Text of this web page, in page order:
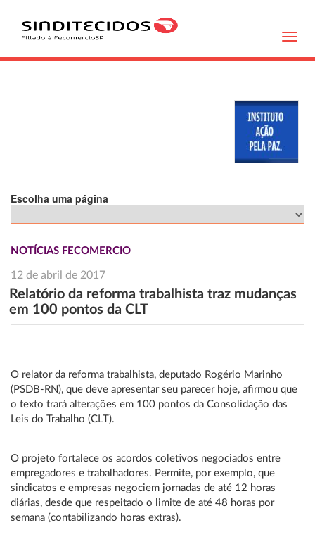
Escolha uma página
NOTÍCIAS FECOMERCIO
12 de abril de 2017
Relatório da reforma trabalhista traz mudanças
em 100 pontos da CLT
O relator da reforma trabalhista, deputado Rogério Marinho
(PSDB-RN), que deve apresentar seu parecer hoje, afirmou que
o texto trará alterações em 100 pontos da Consolidação das
Leis do Trabalho (CLT).
O projeto fortalece os acordos coletivos negociados entre
empregadores e trabalhadores. Permite, por exemplo, que
sindicatos e empresas negociem jornadas de até 12 horas
diárias, desde que respeitado o limite de até 48 horas por
semana (contabilizando horas extras).